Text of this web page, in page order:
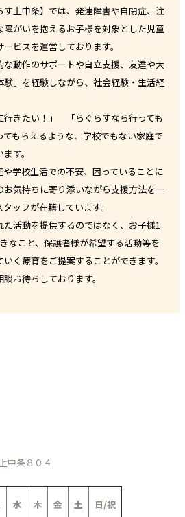
す上中条】では、発達障害や自閉症、注
がいを抱えるお子様を対象とした児童
ビスを運営しております。
な動作のサポートや自立支援、友達や大
」を経験しながら、社会経験・生活経
行きたい！」 「らぐらすなら行っても
もらえるような、学校でもない家庭で
す。
学校生活での不安、困っていることに
気持ちに寄り添いながら支援方法を一
ッフが在籍しています。
活動を提供するのではなく、お子様1
なこと、保護者様が希望する活動等を
く療育をご提案することができます。
お待ちしております。
中条８０４
水 木 金 土 日/祝